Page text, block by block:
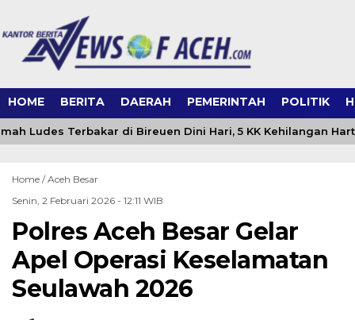
HOME BERITA DAERAH PEMERINTAH POLITIK
Ludes Terbakar di Bireuen Dini Hari, 5 KK Kehilangan
Home /Aceh Besar
Senin, 2 Februari 2026 - 12:11 WIB
Polres Aceh Besar Gelar
Apel Operasi Keselamatan
Seulawah 2026